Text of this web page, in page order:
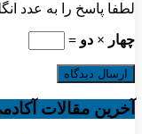
لطفا پاسخ را به عدد
چهار × دو =
آخرین مقالات